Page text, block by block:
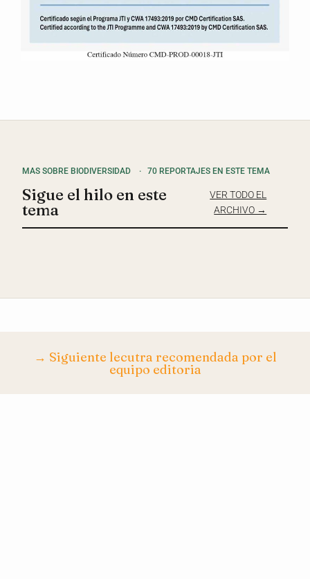
MAS SOBRE BIODIVERSIDAD · 70 REPORTAJES EN ESTE TEMA
Sigue el hilo en este
tema
VER TODO EL
ARCHIVO →
→ Siguiente lecutra recomendada por el
equipo editoria